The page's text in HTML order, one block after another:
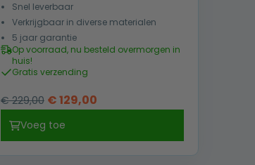
Snel leverbaar
Verkrijgbaar in diverse materialen
5 jaar garantie
Op voorraad, nu besteld overmorgen in
huis!
Gratis verzending
€229,00 Oorspronkelijke
€ 229,00.
€129,00Huidige
€ 129,00.
Voeg toe